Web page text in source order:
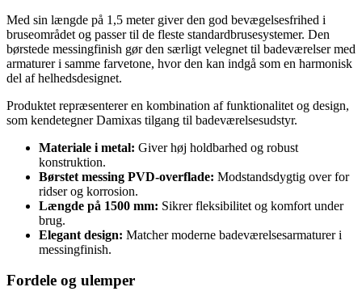
Med sin længde på 1,5 meter giver den god bevægelsesfrihed i
bruseområdet og passer til de fleste standardbrusesystemer. Den
børstede messingfinish gør den særligt velegnet til badeværelser med
armaturer i samme farvetone, hvor den kan indgå som en harmonisk
del af helhedsdesignet.
Produktet repræsenterer en kombination af funktionalitet og design,
som kendetegner Damixas tilgang til badeværelsesudstyr.
Materiale i metal: Giver høj holdbarhed og robust
konstruktion.
Børstet messing PVD-overflade: Modstandsdygtig over for
ridser og korrosion.
Længde på 1500 mm: Sikrer fleksibilitet og komfort under
brug.
Elegant design: Matcher moderne badeværelsesarmaturer i
messingfinish.
Fordele og ulemper